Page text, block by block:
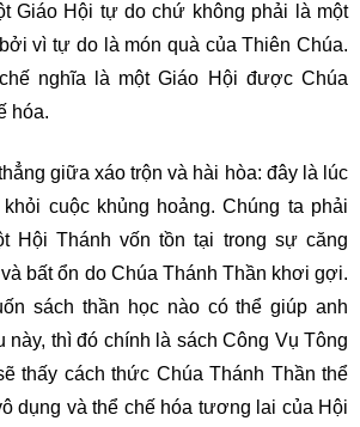
Giáo Hội tự do chứ không phải là một
vì tự do là món quà của Thiên Chúa.
nghĩa là một Giáo Hội được Chúa
hóa.
giữa xáo trộn và hài hòa: đây là lúc
cuộc khủng hoảng. Chúng ta phải
Hội Thánh vốn tồn tại trong sự căng
bất ổn do Chúa Thánh Thần khơi gợi.
sách thần học nào có thể giúp anh
này, thì đó chính là sách Công Vụ Tông
thấy cách thức Chúa Thánh Thần thể
dụng và thể chế hóa tương lai của Hội